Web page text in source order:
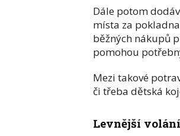
Dále potom
místa za
běžných nákupů
pomohou
Mezi takové
či třeba dětská
Levnější volání